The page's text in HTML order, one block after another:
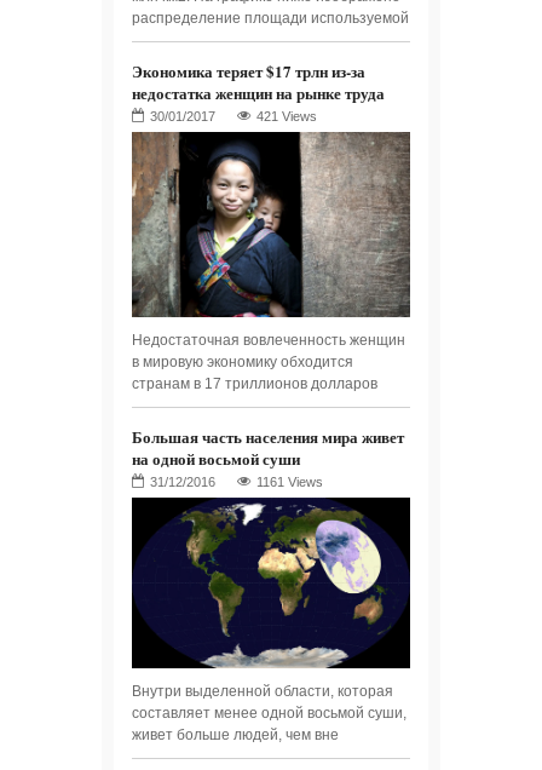
распределение площади используемой
Экономика теряет $17 трлн из-за
недостатка женщин на рынке труда
421 Views
Недостаточная вовлеченность женщин
в мировую экономику обходится
странам в 17 триллионов долларов
Большая часть населения мира живет
на одной восьмой суши
1161 Views
Внутри выделенной области, которая
составляет менее одной восьмой суши,
живет больше людей, чем вне